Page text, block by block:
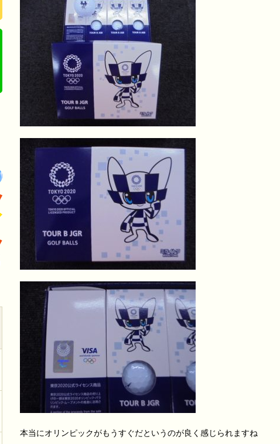
本当にオリンピックがもうすぐだというのが良く感じられますね